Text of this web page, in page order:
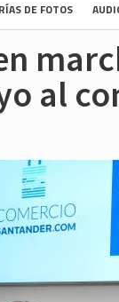
DE FOTOS
al